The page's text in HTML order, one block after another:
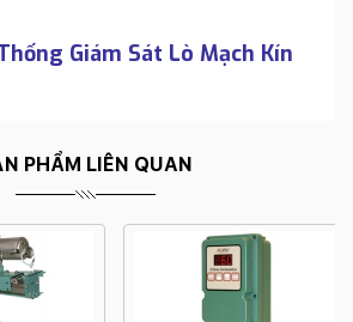
Giám Sát Lò Mạch Kín
PHẨM LIÊN QUAN